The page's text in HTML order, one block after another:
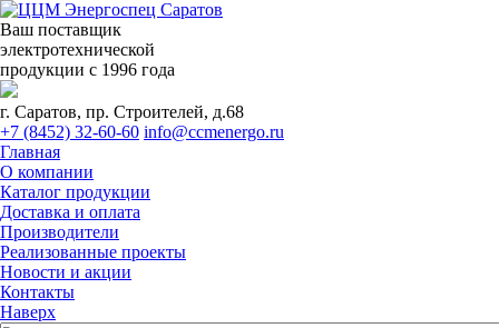
Ваш поставщик
электротехнической
продукции с 1996 года
г. Саратов, пр. Строителей, д.68
+7 (8452) 32-60-60 info@ccmenergo.ru
Главная
О компании
Каталог продукции
Доставка и оплата
Производители
Реализованные проекты
Новости и акции
Контакты
Наверх